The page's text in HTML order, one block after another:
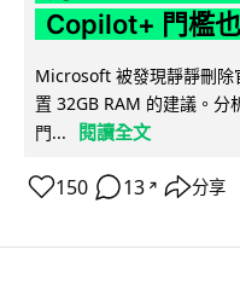
Copilot+ 門檻
Microsoft 被發現靜靜刪除
置 32GB RAM 的建議。分
門...
閱讀全文
150 13 ↗ 分享